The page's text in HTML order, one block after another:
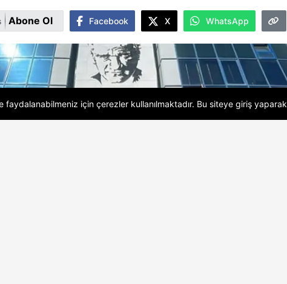
Abone Ol Facebook X WhatsApp
faydalanabilmeniz için çerezler kullanılmaktadır. Bu siteye giriş yaparak